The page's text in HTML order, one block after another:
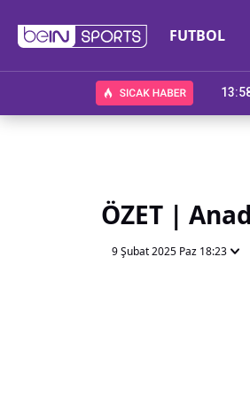
FUTBOL
ÖZET |
9 Şubat 2025 Paz 18:23